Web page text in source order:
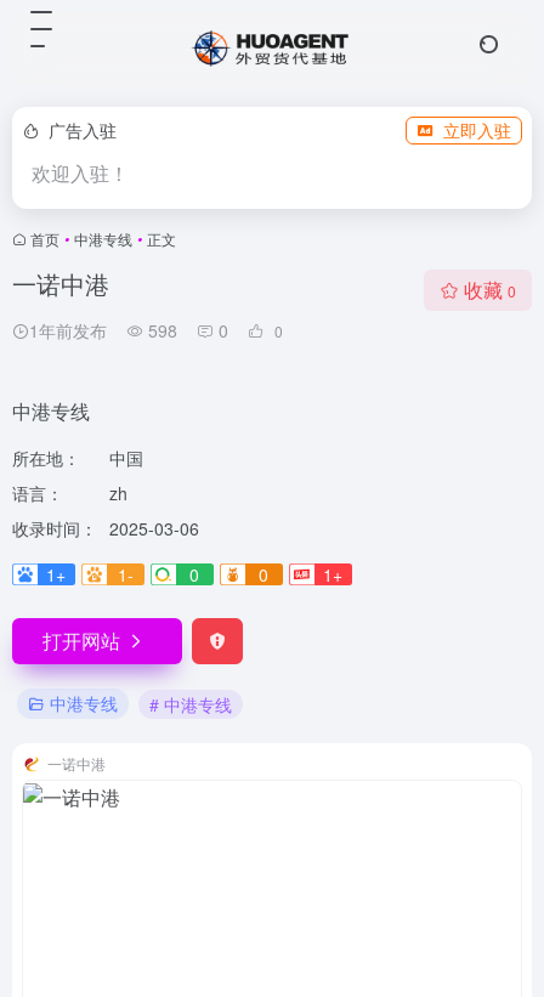
广告入驻 立即入驻
欢迎入驻！
首页 • 中港专线 • 正文
一诺中港
1年前发布 598 0 0
收藏 0
中港专线
所在地：
中国
语言：
zh
收录时间：
2025-03-06
1+
1- 0 0 1+
打开网站
中港专线 # 中港专线
一诺中港